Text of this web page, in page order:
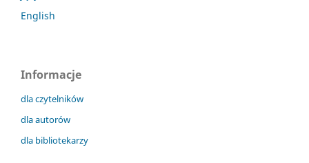
English
Informacje
dla czytelników
dla autorów
dla bibliotekarzy